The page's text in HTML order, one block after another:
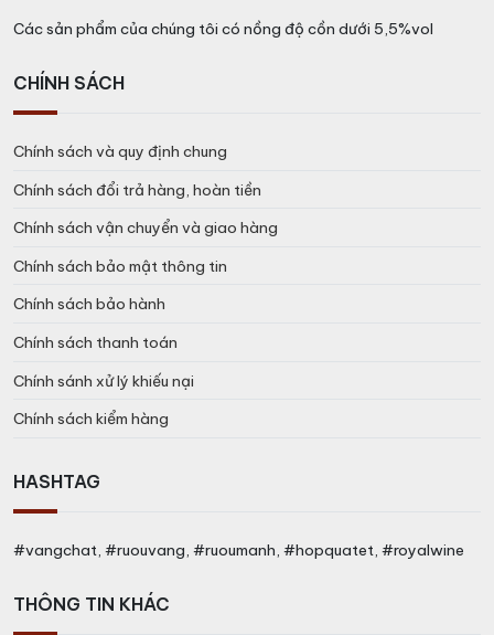
Các sản phẩm của chúng tôi có nồng độ cồn dưới 5,5%vol
CHÍNH SÁCH
Chính sách và quy định chung
Chính sách đổi trả hàng, hoàn tiền
Chính sách vận chuyển và giao hàng
Chính sách bảo mật thông tin
Chính sách bảo hành
Chính sách thanh toán
Chính sánh xử lý khiếu nại
Chính sách kiểm hàng
HASHTAG
#vangchat, #ruouvang, #ruoumanh, #hopquatet, #royalwine
THÔNG TIN KHÁC